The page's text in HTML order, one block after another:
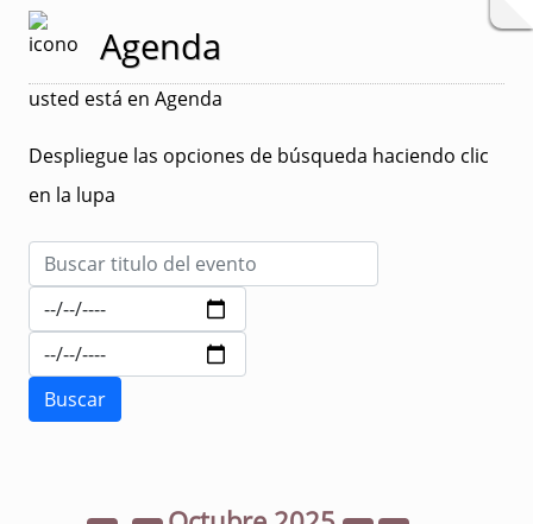
Agenda
usted está en Agenda
Despliegue las opciones de búsqueda haciendo clic
en la lupa